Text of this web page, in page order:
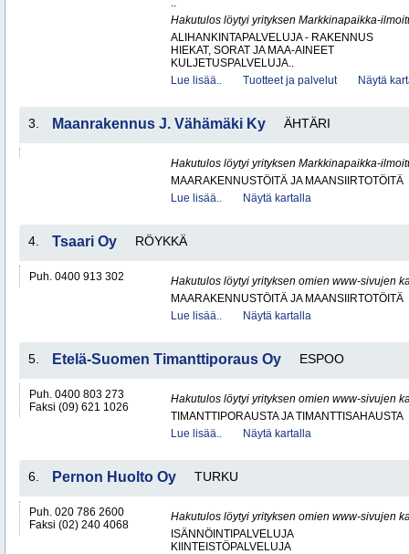
..
Hakutulos löytyi yrityksen Markkinapaikka-
ALIHANKINTAPALVELUJA - RAKENNUS
HIEKAT, SORAT JA MAA-AINEET
KULJETUSPALVELUJA..
Lue lisää..
Tuotteet ja palvelut Näytä
3. Maanrakennus J. Vähämäki Ky ÄHTÄRI
Hakutulos löytyi yrityksen Markkinapaikka-
MAARAKENNUSTÖITÄ JA MAANSIIRTOTÖITÄ
Lue lisää..
Näytä kartalla
4. Tsaari Oy RÖYKKÄ
Puh. 0400 913 302
Hakutulos löytyi yrityksen omien www-sivujen
MAARAKENNUSTÖITÄ JA MAANSIIRTOTÖITÄ
Lue lisää..
Näytä kartalla
5. Etelä-Suomen Timanttiporaus Oy ESPOO
Puh. 0400 803 273
Faksi (09) 621 1026
Hakutulos löytyi yrityksen omien www-sivujen
TIMANTTIPORAUSTA JA TIMANTTISAHAUSTA
Lue lisää..
Näytä kartalla
6. Pernon Huolto Oy TURKU
Puh. 020 786 2600
Faksi (02) 240 4068
Hakutulos löytyi yrityksen omien www-sivujen
ISÄNNÖINTIPALVELUJA
KIINTEISTÖPALVELUJA